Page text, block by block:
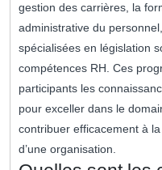
gestion des carrières, la
administrative du
spécialisées en législation
compétences RH. Ces
participants les
pour exceller dans le
contribuer efficacement à
d’une organisation.